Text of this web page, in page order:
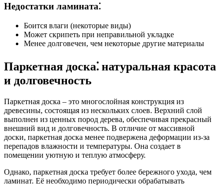
Недостатки ламината⁚
Боится влаги (некоторые виды)
Может скрипеть при неправильной укладке
Менее долговечен, чем некоторые другие материалы
Паркетная доска⁚ натуральная красота
и долговечность
Паркетная доска – это многослойная конструкция из
древесины, состоящая из нескольких слоев. Верхний слой
выполнен из ценных пород дерева, обеспечивая прекрасный
внешний вид и долговечность. В отличие от массивной
доски, паркетная доска менее подвержена деформации из-за
перепадов влажности и температуры. Она создает в
помещении уютную и теплую атмосферу.
Однако, паркетная доска требует более бережного ухода, чем
ламинат. Её необходимо периодически обрабатывать